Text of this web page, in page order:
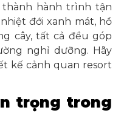
thành hành trình tận
đới xanh mát, hồ
cây, tất cả đều góp
nghỉ dưỡng. Hãy
kế cảnh quan resort
trọng trong